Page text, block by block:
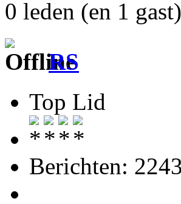
0 leden (en 1
RS
Top Lid
Berichten: 2243